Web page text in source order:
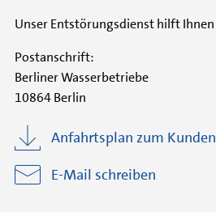
Unser Entstörungsdienst hilft
Postanschrift:
Berliner Wasserbetriebe
10864 Berlin
Anfahrtsplan zum
E-Mail schreiben